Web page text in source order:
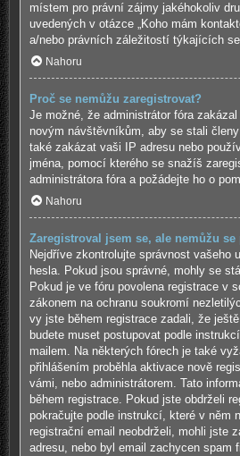
místem pro právní zájmy jakéhokoliv
uvedených v otázce „Koho mám
a/nebo právních záležitostí týkajících se
Nahoru
Proč se nemůžu zaregistrovat?
Je možné, že administrátor fóra zakázal
novým návštěvníkům, aby se stali
také zakázat vaši IP adresu nebo
jména, pomocí kterého se snažíš
administrátora fóra a požádejte ho o
Nahoru
Zaregistroval jsem se, ale nemůžu
Nejdříve zkontrolujte správnost vašeho
hesla. Pokud jsou správné, mohly se
Pokud je ve fóru povolena registrace v
zákonem na ochranu soukromí
vy jste během registrace zadali, že
budete muset postupovat podle
mailem. Na některých fórech je také
přihlášením proběhla aktivace nově
vámi, nebo administrátorem. Tato
během registrace. Pokud jste obdrželi
pokračujte podle instrukcí, které v něm
registrační email neobdrželi, mohli jste
adresu, nebo byl email zachycen spam